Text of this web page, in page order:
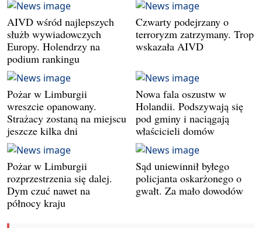
AIVD wśród najlepszych
służb wywiadowczych
Europy. Holendrzy na
podium rankingu
Czwarty podejrzany o
terroryzm zatrzymany. Trop
wskazała AIVD
Pożar w Limburgii
wreszcie opanowany.
Strażacy zostaną na miejscu
jeszcze kilka dni
Nowa fala oszustw w
Holandii. Podszywają się
pod gminy i naciągają
właścicieli domów
Pożar w Limburgii
rozprzestrzenia się dalej.
Dym czuć nawet na
północy kraju
Sąd uniewinnił byłego
policjanta oskarżonego o
gwałt. Za mało dowodów